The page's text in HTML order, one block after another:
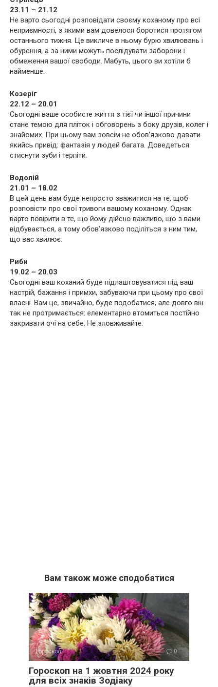
23.11 – 21.12
Не варто сьогодні розповідати своєму коханому про всі
неприємності, з якими вам довелося боротися протягом
останнього тижня. Це викличе в ньому бурю хвилювань і
обурення, а за ними можуть послідувати заборони і
обмеження вашої свободи. Мабуть, цього ви хотіли б
найменше.
Козеріг
22.12 – 20.01
Сьогодні ваше особисте життя з тієї чи іншої причини
стане темою для пліток і обговорень з боку друзів, колег і
знайомих. При цьому вам зовсім не обов’язково давати
якийсь привід: фантазія у людей багата. Доведеться
стиснути зуби і терпіти.
Водолій
21.01 – 18.02
В цей день вам буде непросто зважитися на те, щоб
розповісти про свої тривоги вашому коханому. Однак
варто повірити в те, що йому дійсно важливо, що з вами
відбувається, а тому обов’язково поділіться з ним тим,
що вас хвилює.
Риби
19.02 – 20.03
Сьогодні ваш коханий буде підлаштовуватися під ваш
настрій, бажання і примхи, забуваючи при цьому про свої
власні. Вам це, звичайно, буде подобатися, але довго він
так не протримається: елементарно втомиться постійно
закривати очі на себе. Не зловживайте.
Вам також може сподобатися
Гороскоп 0
Гороскоп на 1 жовтня 2024 року
для всіх знаків Зодіаку